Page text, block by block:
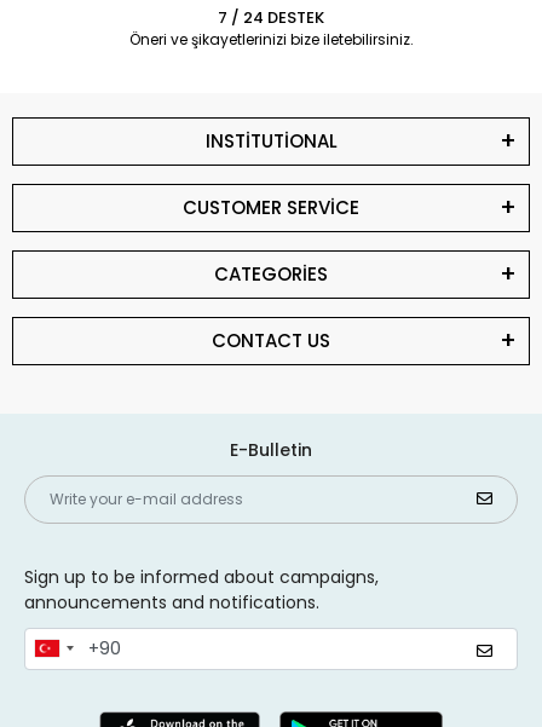
7 / 24 DESTEK
Öneri ve şikayetlerinizi bize iletebilirsiniz.
INSTİTUTİONAL
CUSTOMER SERVİCE
CATEGORİES
CONTACT US
E-Bulletin
Sign up to be informed about campaigns,
announcements and notifications.